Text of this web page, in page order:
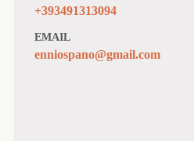
+393491313094
EMAIL
enniospano@gmail.com